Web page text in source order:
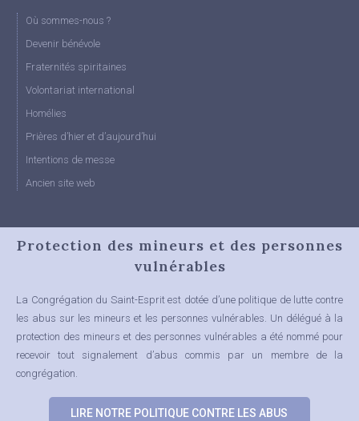
Où sommes-nous ?
Devenir bénévole
Fraternités spiritaines
Volontariat international
Homélies
Prières d’hier et d’aujourd’hui
Intentions de messe
Ancien site web
Protection des mineurs et des personnes
vulnérables
La Congrégation du Saint-Esprit est dotée d’une politique de lutte contre
les abus sur les mineurs et les personnes vulnérables. Un délégué à la
protection des mineurs et des personnes vulnérables a été nommé pour
recevoir tout signalement d’abus commis par un membre de la
congrégation.
LIRE NOTRE POLITIQUE CONTRE LES ABUS